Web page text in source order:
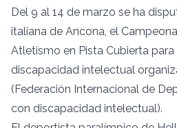
Del 9 al 14 de marzo se ha
italiana de Ancona, el
Atletismo en Pista Cubierta
discapacidad intelectual
(Federación Internacional de
con discapacidad intelectual).